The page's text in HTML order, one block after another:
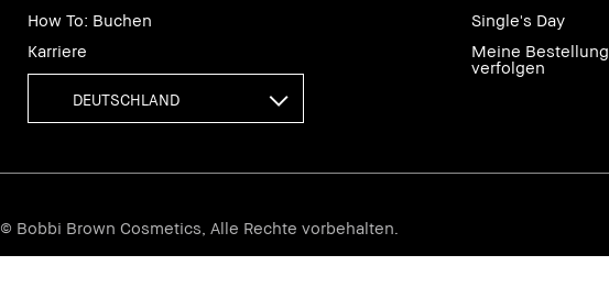
How To: Buchen
Karriere
DEUTSCHLAND
Single's Day
Meine Bestellung
verfolgen
© Bobbi Brown Cosmetics, Alle Rechte vorbehalten.